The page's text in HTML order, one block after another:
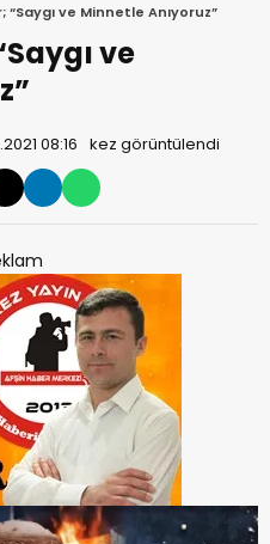
“Saygı ve Minnetle Anıyoruz”
ve
08:16 kez görüntülendi